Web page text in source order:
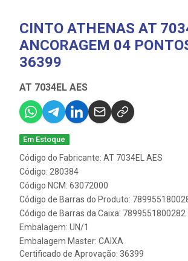
CINTO ATHENAS AT
ANCORAGEM 04
36399
AT 7034EL AES
Em Estoque
Código do Fabricante: AT 7034EL AES
Código: 280384
Código NCM: 63072000
Código de Barras do Produto:
Código de Barras da Caixa: 7899551800282
Embalagem: UN/1
Embalagem Master: CAIXA
Certificado de Aprovação: 36399